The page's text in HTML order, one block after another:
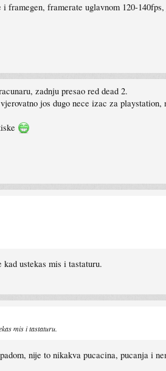
framegen, framerate uglavnom 120-
zadnju presao red dead 2.
jos dugo nece izac za
ustekas mis i tastaturu.
mis i tastaturu.
nije to nikakva pucacina, pucanja i